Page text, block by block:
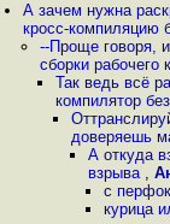
А зачем нужна
кросс-компиляцию
--Проще говоря,
сборки рабочего
Так ведь всё
компилятор
доверяешь
А откуда
взрыва ,
с
курица